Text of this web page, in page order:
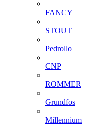
FANCY
STOUT
Pedrollo
CNP
ROMMER
Grundfos
Millennium